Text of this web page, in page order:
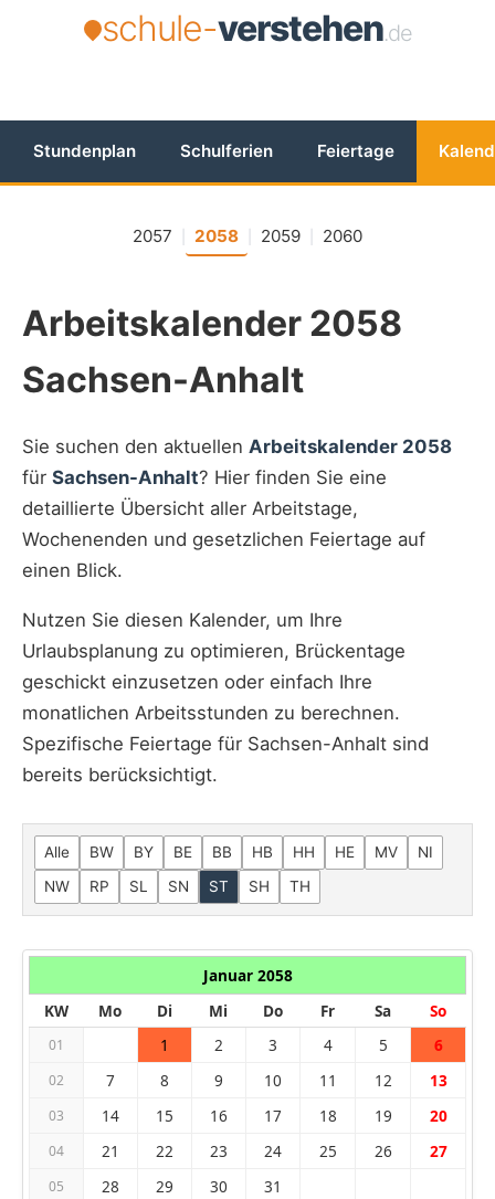
schule-verstehen.de
Stundenplan Schulferien Feiertage
2057 2058 2059 2060
Arbeitskalender 2058
Sachsen-Anhalt
Sie suchen den aktuellen Arbeitskalender 2058
für Sachsen-Anhalt? Hier finden Sie eine
detaillierte Übersicht aller Arbeitstage,
Wochenenden und gesetzlichen Feiertage auf
einen Blick.
Nutzen Sie diesen Kalender, um Ihre
Urlaubsplanung zu optimieren, Brückentage
geschickt einzusetzen oder einfach Ihre
monatlichen Arbeitsstunden zu berechnen.
Spezifische Feiertage für Sachsen-Anhalt sind
bereits berücksichtigt.
Alle BW BY BE BB HB HH HE MV
NI
NW
RP SL SN ST SH TH
Januar 2058
KW
Mo Di Mi Do Fr Sa So
01 1 2 3 4 5 6
02 7 8 9 10 11 12 13
03 14 15 16 17 18 19 20
04 21 22 23 24 25 26 27
05 28 29 30 31